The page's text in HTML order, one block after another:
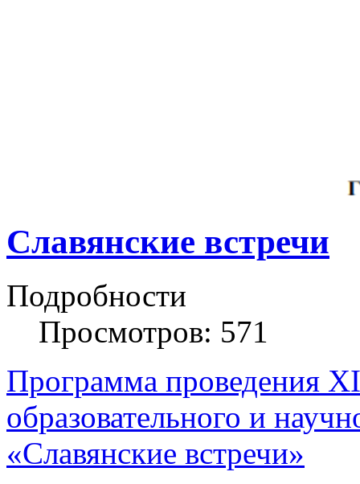
Славянские встречи
Подробности
Просмотров: 571
Программа проведения
образовательного и
«Славянские встречи»